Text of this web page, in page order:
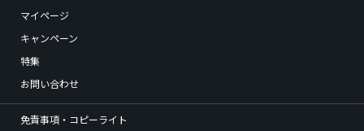
マイページ
キャンペーン
特集
お問い合わせ
免責事項・コピーライト